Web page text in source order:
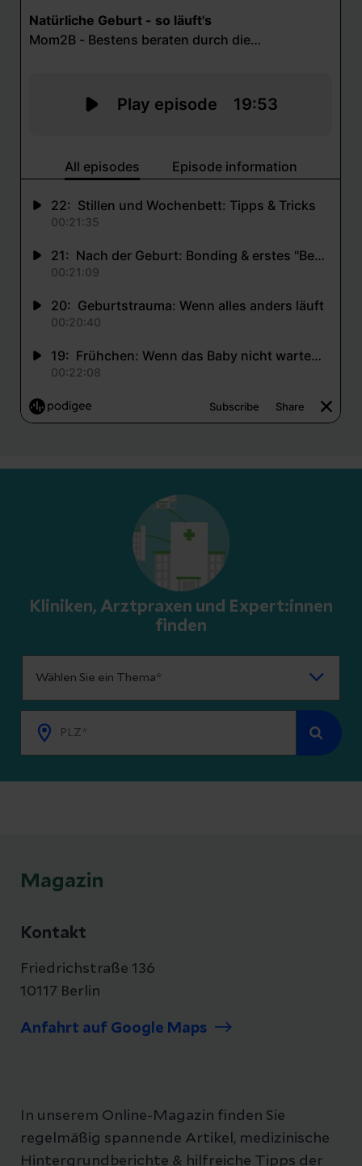
Kliniken, Arztpraxen und Expert:innen
finden
Magazin
Kontakt
Friedrichstraße 136
10117 Berlin
Anfahrt auf Google Maps
In unserem Online-Magazin finden Sie
regelmäßig spannende Artikel, medizinische
Hintergrundberichte & hilfreiche Tipps der